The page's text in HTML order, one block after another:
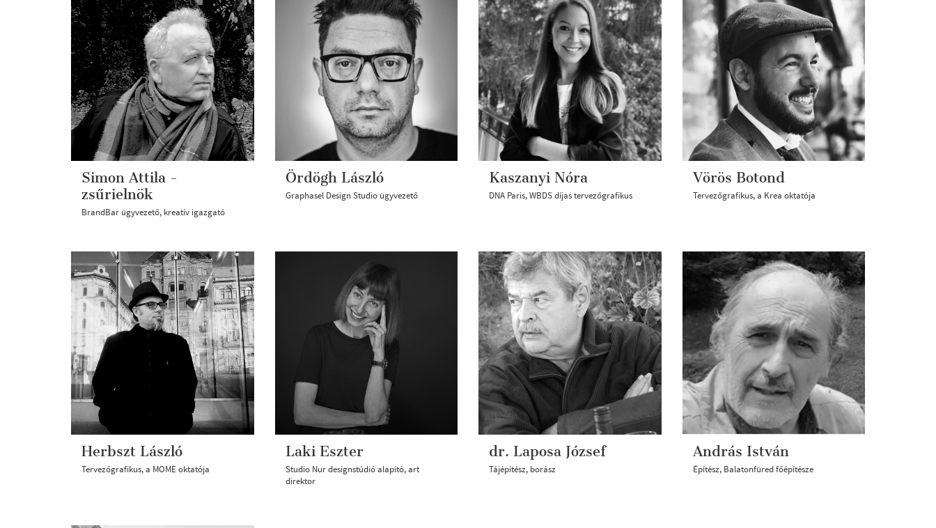
Simon Attila -
zsűrielnök
BrandBar ügyvezető, kreatív igazgató
Ördögh László
Graphasel Design Studio ügyvezető
Kaszanyi Nóra
DNA Paris, WBDS díjas tervezőgrafikus
Vörös Botond
Tervezőgrafikus, a Krea oktatója
Herbszt László
Tervezőgrafikus, a MOME oktatója
Laki Eszter
Studio Nur designstúdió alapító, art
direktor
dr. Laposa József
Tájépítész, borász
András István
Építész, Balatonfüred főépítésze